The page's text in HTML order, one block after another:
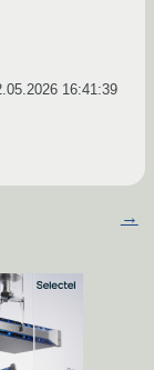
16:41:39
→